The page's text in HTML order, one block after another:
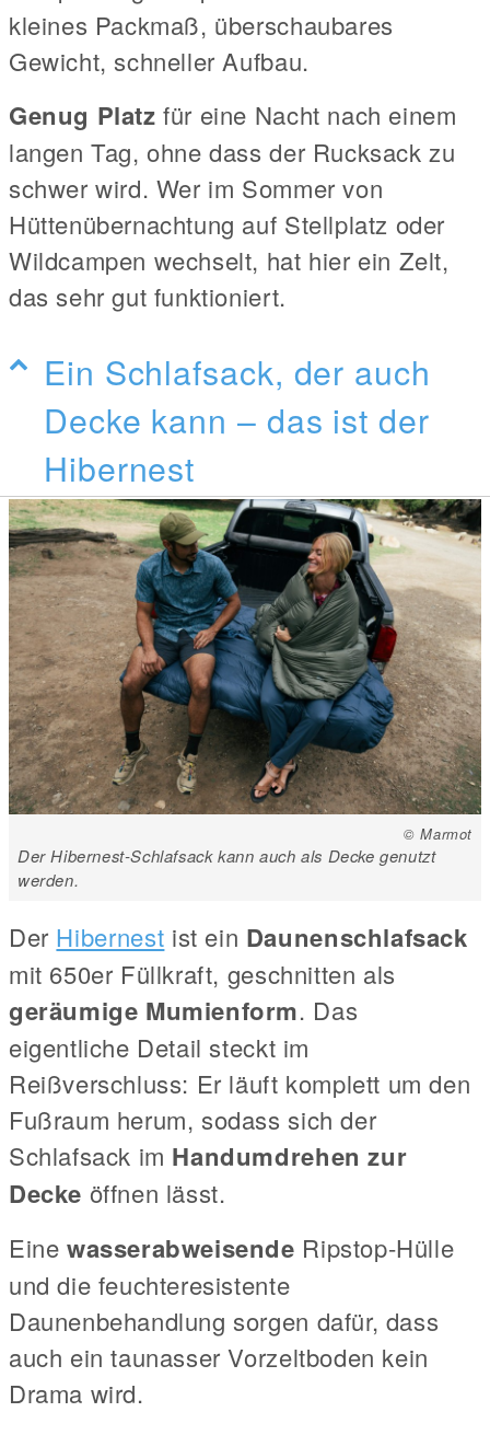
kleines Packmaß, überschaubares
Gewicht, schneller Aufbau.
Genug Platz für eine Nacht nach einem
langen Tag, ohne dass der Rucksack zu
schwer wird. Wer im Sommer von
Hüttenübernachtung auf Stellplatz oder
Wildcampen wechselt, hat hier ein Zelt,
das sehr gut funktioniert.
Ein Schlafsack, der auch
Decke kann – das ist der
Hibernest
© Marmot
Der Hibernest-Schlafsack kann auch als Decke genutzt
werden.
Der Hibernest ist ein Daunenschlafsack
mit 650er Füllkraft, geschnitten als
geräumige Mumienform. Das
eigentliche Detail steckt im
Reißverschluss: Er läuft komplett um den
Fußraum herum, sodass sich der
Schlafsack im Handumdrehen zur
Decke öffnen lässt.
Einewasserabweisende Ripstop-Hülle
und die feuchteresistente
Daunenbehandlung sorgen dafür, dass
auch ein taunasser Vorzeltboden kein
Drama wird.